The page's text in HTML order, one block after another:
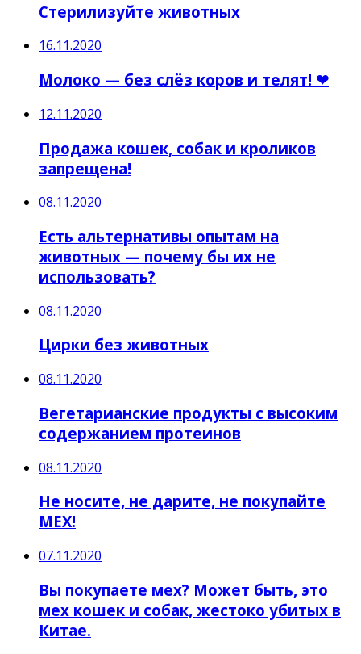
Стерилизуйте животных
16.11.2020
Молоко — без слёз коров и телят! ❤
12.11.2020
Продажа кошек, собак и кроликов
запрещена!
08.11.2020
Есть альтернативы опытам на
животных — почему бы их не
использовать?
08.11.2020
Цирки без животных
08.11.2020
Вегетарианские продукты с высоким
содержанием протеинов
08.11.2020
Не носите, не дарите, не покупайте
МЕХ!
07.11.2020
Вы покупаете мех? Может быть, это
мех кошек и собак, жестоко убитых в
Китае.